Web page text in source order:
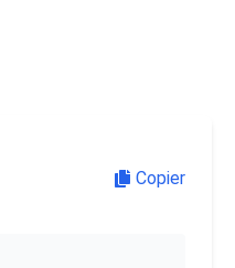
Copier